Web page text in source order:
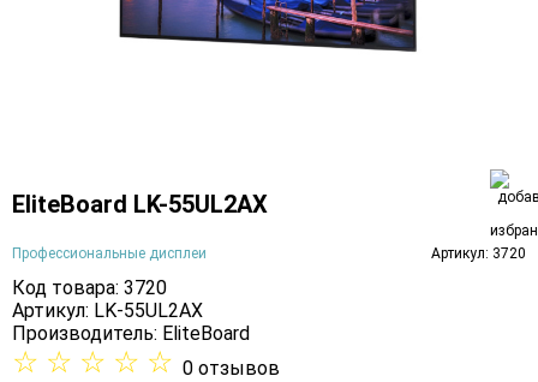
EliteBoard LK-55UL2AX
Профессиональные дисплеи Артикул: 3720
Код товара: 3720
Артикул: LK-55UL2AX
Производитель: EliteBoard
☆ ☆ ☆ ☆ ☆ 0 отзывов